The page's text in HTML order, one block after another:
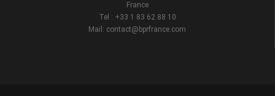
France
Tel : +33 1 83 62 88 10
Mail: contact@bprfrance.com